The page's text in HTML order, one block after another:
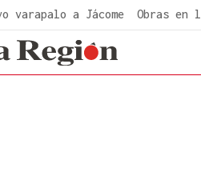
varapalo a Jácome Obras en